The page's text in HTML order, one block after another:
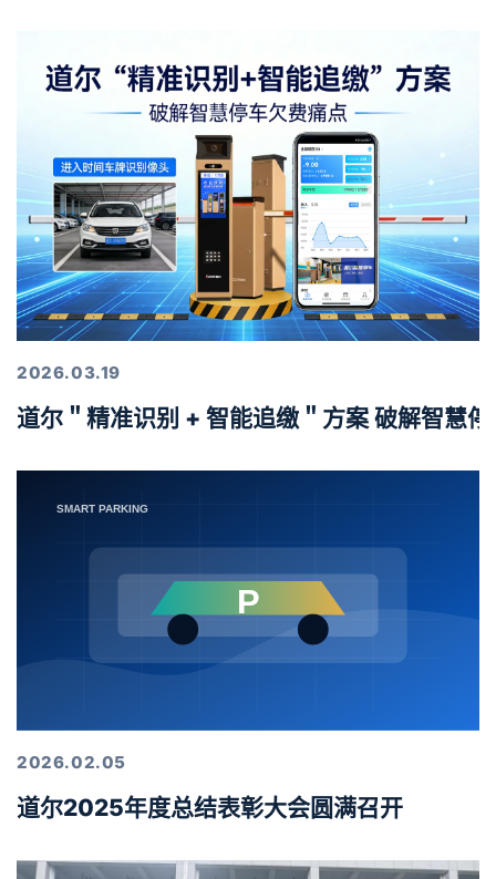
2026.03.19
道尔＂精准识别 + 智能追缴＂方案 破解智慧
2026.02.05
道尔2025年度总结表彰大会圆满召开